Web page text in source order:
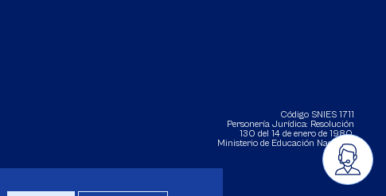
Código SNIES 1711
Personería Jurídica: Resolución
130 del 14 de enero de 1980.
Ministerio de Educación Nacional.